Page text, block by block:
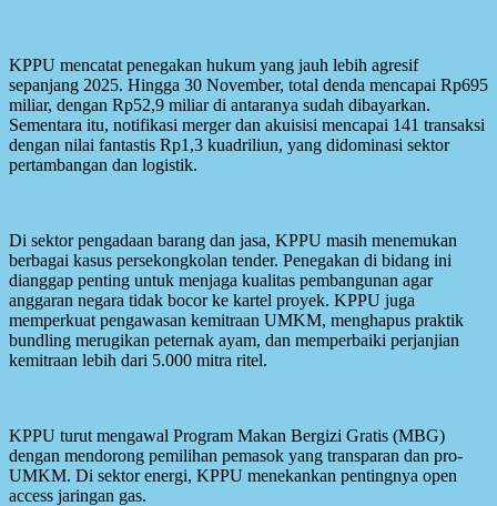
KPPU mencatat penegakan hukum yang jauh lebih agresif
sepanjang 2025. Hingga 30 November, total denda mencapai Rp695
miliar, dengan Rp52,9 miliar di antaranya sudah dibayarkan.
Sementara itu, notifikasi merger dan akuisisi mencapai 141 transaksi
dengan nilai fantastis Rp1,3 kuadriliun, yang didominasi sektor
pertambangan dan logistik.
Di sektor pengadaan barang dan jasa, KPPU masih menemukan
berbagai kasus persekongkolan tender. Penegakan di bidang ini
dianggap penting untuk menjaga kualitas pembangunan agar
anggaran negara tidak bocor ke kartel proyek. KPPU juga
memperkuat pengawasan kemitraan UMKM, menghapus praktik
bundling merugikan peternak ayam, dan memperbaiki perjanjian
kemitraan lebih dari 5.000 mitra ritel.
KPPU turut mengawal Program Makan Bergizi Gratis (MBG)
dengan mendorong pemilihan pemasok yang transparan dan pro-
UMKM. Di sektor energi, KPPU menekankan pentingnya open
access jaringan gas.